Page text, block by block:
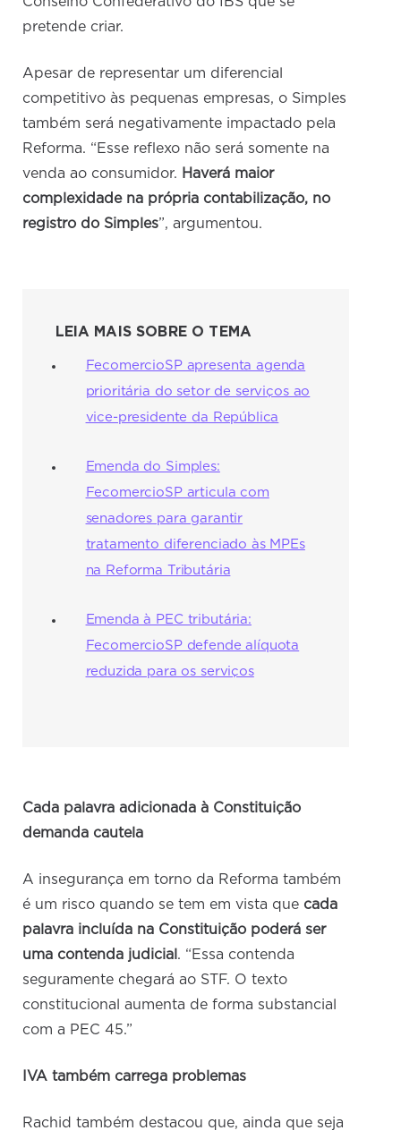
pretende criar.
Apesar de representar um diferencial
competitivo às pequenas empresas, o Simples
também será negativamente impactado pela
Reforma. “Esse reflexo não será somente na
venda ao consumidor. Haverá maior
complexidade na própria contabilização, no
registro do Simples”, argumentou.
LEIA MAIS SOBRE O TEMA
FecomercioSP apresenta agenda
prioritária do setor de serviços ao
vice-presidente da República
Emenda do Simples:
FecomercioSP articula com
senadores para garantir
tratamento diferenciado às MPEs
na Reforma Tributária
Emenda à PEC tributária:
FecomercioSP defende alíquota
reduzida para os serviços
Cada palavra adicionada à Constituição
demanda cautela
A insegurança em torno da Reforma também
é um risco quando se tem em vista que cada
palavra incluída na Constituição poderá ser
uma contenda judicial . “Essa contenda
seguramente chegará ao STF. O texto
constitucional aumenta de forma substancial
com a PEC 45.”
IVA também carrega problemas
Rachid também destacou que, ainda que seja